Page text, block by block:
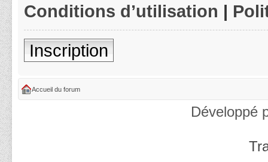
Conditions d’utilisation |
Inscription
Accueil du forum
Développé